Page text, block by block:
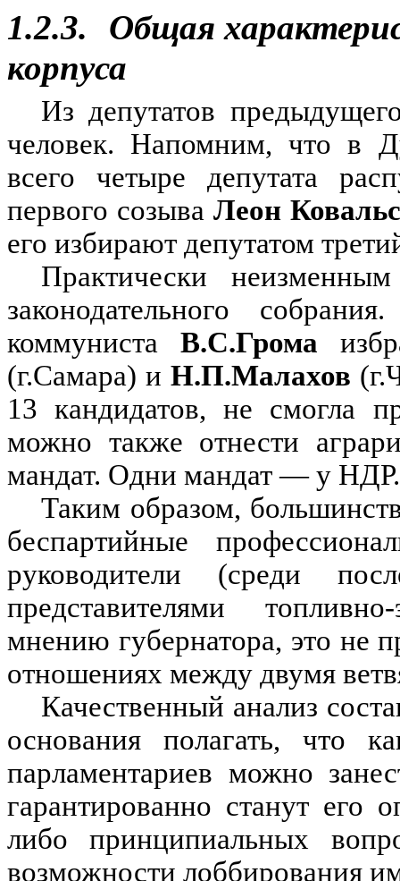
1.2.3.
Общая
корпуса
Из депутатов
человек. Напомним, что в
всего четыре депутата
первого созыва Леон
его избирают депутатом
Практически
законодательного
коммунистаВ.С.Грома
(г.Самара) иН.П.Малахов
13 кандидатов, не смогла
можно также отнести
мандат. Одни мандат — у НДР.
Таким образом,
беспартийные
руководители (среди
представителями
мнению губернатора, это не
отношениях между двумя
Качественный анализ
основания полагать, что
парламентариев можно
гарантированно станут
либо принципиальных
возможности лоббирования